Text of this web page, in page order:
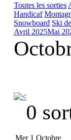
Toutes les sorties
Handicaf
Snowboard Ski
Avril 2025Mai
0
Mer 1 Octobre